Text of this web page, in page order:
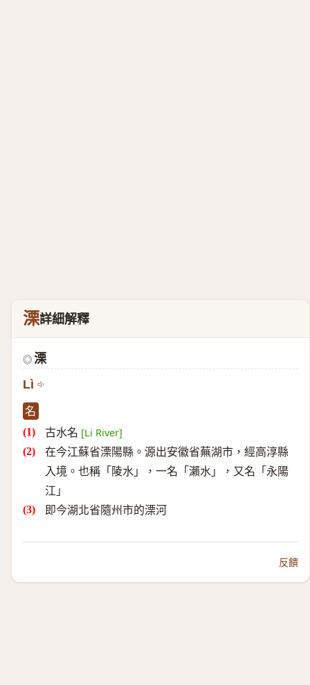
溧詳細解釋
◎ 溧
Lì
名
古水名 [Li River]
在今江蘇省溧陽縣。源出安徽省蕪湖市，經高淳縣
入境。也稱「陵水」，一名「瀨水」，又名「永陽
江」
即今湖北省隨州市的溧河
反饋